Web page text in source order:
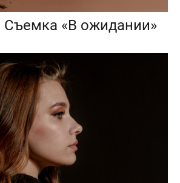
Съемка «В ожидании»